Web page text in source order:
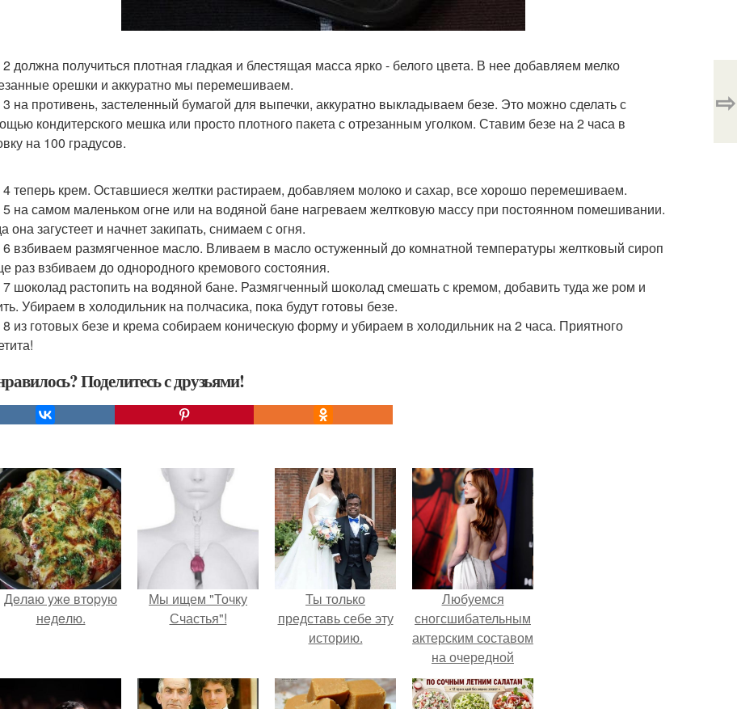
должна получиться плотная гладкая и блестящая масса ярко - белого цвета. В нее добавляем мелко
орешки и аккуратно мы перемешиваем.
на противень, застеленный бумагой для выпечки, аккуратно выкладываем безе. Это можно сделать с
кондитерского мешка или просто плотного пакета с отрезанным уголком. Ставим безе на 2 часа в
на 100 градусов.
теперь крем. Оставшиеся желтки растираем, добавляем молоко и сахар, все хорошо перемешиваем.
на самом маленьком огне или на водяной бане нагреваем желтковую массу при постоянном помешивании.
она загустеет и начнет закипать, снимаем с огня.
взбиваем размягченное масло. Вливаем в масло остуженный до комнатной температуры желтковый сироп
раз взбиваем до однородного кремового состояния.
шоколад растопить на водяной бане. Размягченный шоколад смешать с кремом, добавить туда же ром и
Убираем в холодильник на полчасика, пока будут готовы безе.
из готовых безе и крема собираем коническую форму и убираем в холодильник на 2 часа. Приятного
Поделитесь с друзьями!
⇨
Дeлaю yжe втopую
нeдeлю.
Мы ищем "Точку
Счастья"!
Ты только
представь себе эту
историю.
Любуемся
сногсшибательным
актерским составом
на очередной
премьере нового
человека - паука.